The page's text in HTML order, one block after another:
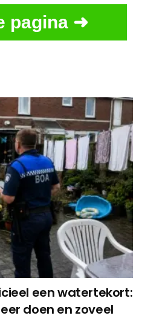
pagina ➜
een watertekort:
doen en zoveel